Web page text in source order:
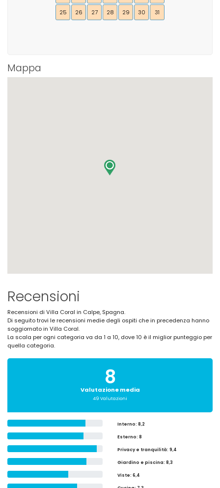
25 26 27 28 29 30 31
Mappa
Recensioni
Recensioni di Villa Coral in Calpe, Spagna.
Di seguito trovi le recensioni medie degli ospiti che in precedenza hanno
soggiornato in Villa Coral.
La scala per ogni categoria va da 1 a 10, dove 10 è il miglior punteggio per
quella categoria.
8
Valutazione media
49 Valutazioni
Interno: 8,2
Esterno: 8
Privacy e tranquilità: 9,4
Giardino e piscina: 8,3
Viste: 6,4